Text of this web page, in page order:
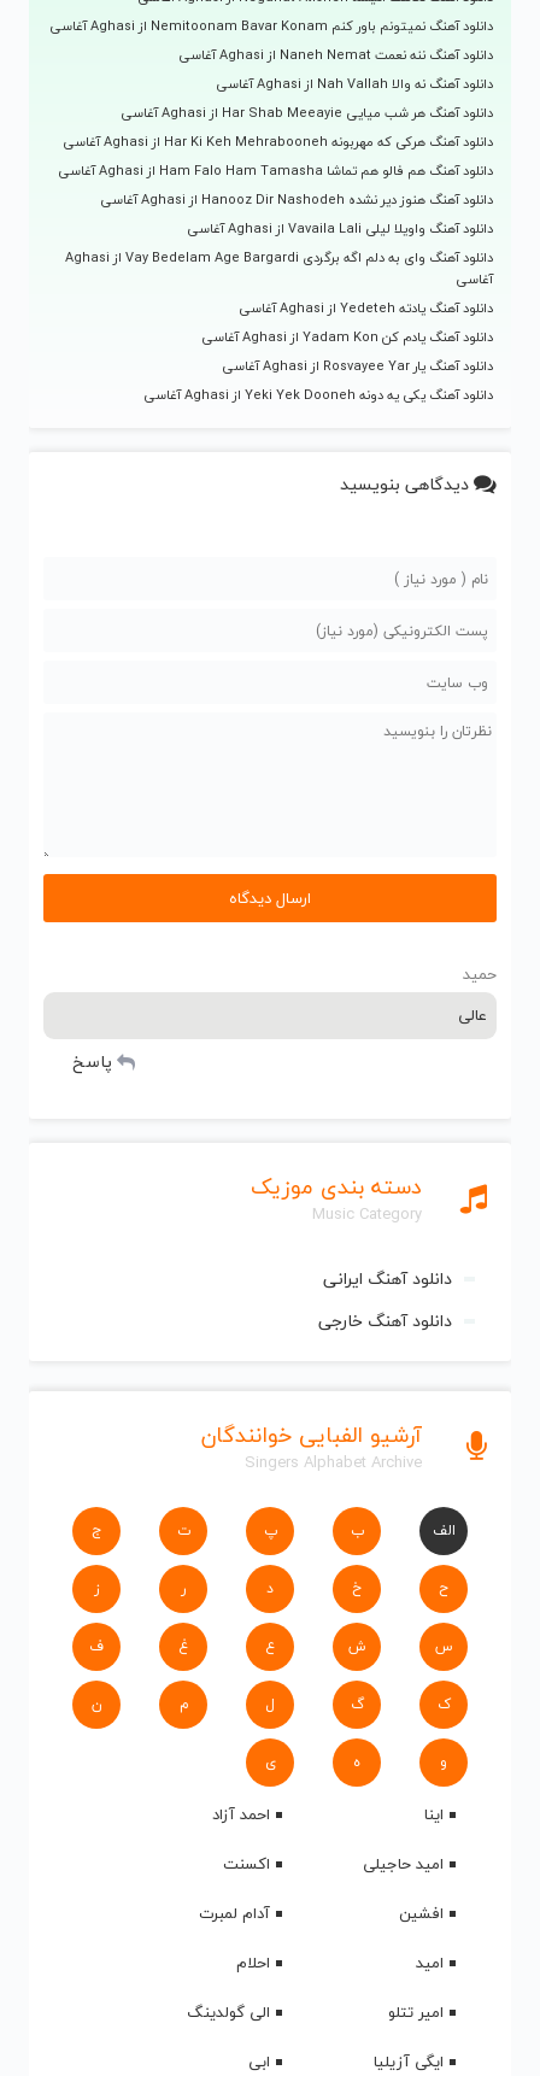
دسته بندی موزیک
Music Category
دانلود آهنگ ایرانی
دانلود آهنگ خارجی
آرشیو الفبایی خوانندگان
Singers Alphabet Archive
الف ب پ ت ج
ح خ د ر ز
س ش ع غ ف
ک گ ل م ن
و ه ی
اینا
احمد آزاد
امید حاجیلی
اکسنت
افشین
آدام لمبرت
امید
احلام
امیر تتلو
الی گولدینگ
ایگی آزیلیا
ابی
دانلود آهنگ نمیتونم باور کنم Nemitoonam Bavar Konam از Aghasi آغاسی
دانلود آهنگ ننه نعمت Naneh Nemat از Aghasi آغاسی
دانلود آهنگ نه والا Nah Vallah از Aghasi آغاسی
دانلود آهنگ هر شب میایی Har Shab Meeayie از Aghasi آغاسی
دانلود آهنگ هرکی که مهربونه Har Ki Keh Mehrabooneh از Aghasi آغاسی
دانلود آهنگ هم فالو هم تماشا Ham Falo Ham Tamasha از Aghasi آغاسی
دانلود آهنگ هنوز دیر نشده Hanooz Dir Nashodeh از Aghasi آغاسی
دانلود آهنگ واویلا لیلی Vavaila Lali از Aghasi آغاسی
دانلود آهنگ وای به دلم اگه برگردی Vay Bedelam Age Bargardi از Aghasi
آغاسی
دانلود آهنگ یادته Yedeteh از Aghasi آغاسی
دانلود آهنگ یادم کن Yadam Kon از Aghasi آغاسی
دانلود آهنگ یار Rosvayee Yar از Aghasi آغاسی
دانلود آهنگ یکی یه دونه Yeki Yek Dooneh از Aghasi آغاسی
دیدگاهی بنویسید
حمید
عالی
پاسخ